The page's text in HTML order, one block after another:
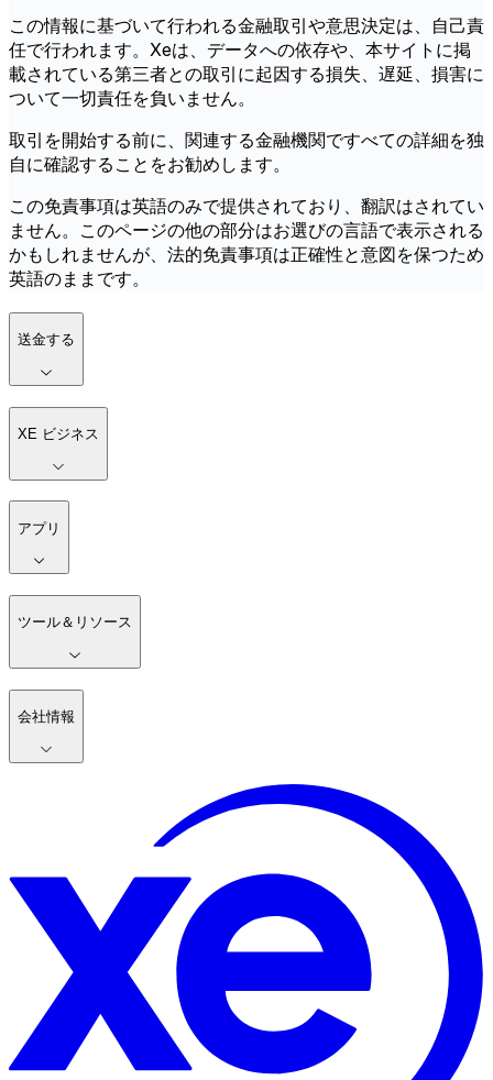
この情報に基づいて行われる金融取引や意思決定は、自己責
任で行われます。Xeは、データへの依存や、本サイトに掲
載されている第三者との取引に起因する損失、遅延、損害に
ついて一切責任を負いません。
取引を開始する前に、関連する金融機関ですべての詳細を独
自に確認することをお勧めします。
この免責事項は英語のみで提供されており、翻訳はされてい
ません。このページの他の部分はお選びの言語で表示される
かもしれませんが、法的免責事項は正確性と意図を保つため
英語のままです。
送金する
XE ビジネス
アプリ
ツール＆リソース
会社情報